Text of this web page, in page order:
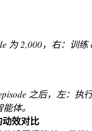
为 2,000，右：训练
之后，左：
体。
效对比